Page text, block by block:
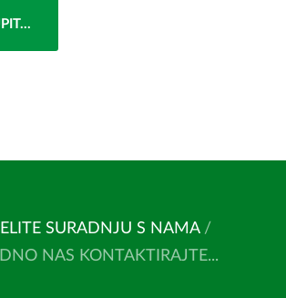
SURADNJU S NAMA /
NAS KONTAKTIRAJTE...